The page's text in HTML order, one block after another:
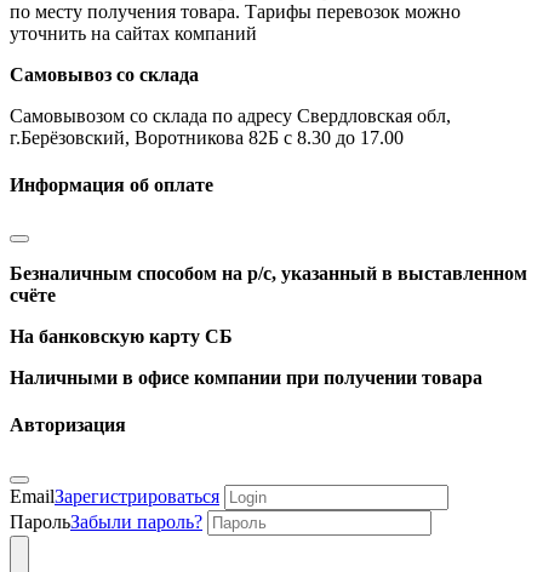
по месту получения товара. Тарифы перевозок можно
уточнить на сайтах компаний
Самовывоз со склада
Самовывозом со склада по адресу Свердловская обл,
г.Берёзовский, Воротникова 82Б с 8.30 до 17.00
Информация об оплате
Безналичным способом на р/с, указанный в выставленном
счёте
На банковскую карту СБ
Наличными в офисе компании при получении товара
Авторизация
EmailЗарегистрироваться
ПарольЗабыли пароль?